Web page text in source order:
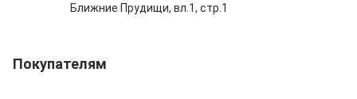
Покупателям
Ближние Прудищи, вл.1, стр.1